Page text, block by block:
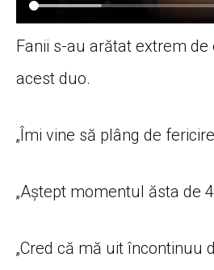
Fanii s-au arătat extrem
acest duo.
„Îmi vine să plâng de
„Aștept momentul ăsta de 4
„Cred că mă uit încontinuu